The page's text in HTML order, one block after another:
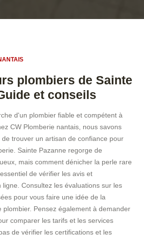
plombiers de Sainte
et conseils
d'un plombier fiable et compétent à
CW Plomberie nantais, nous savons
trouver un artisan de confiance pour
Sainte Pazanne regorge de
mais comment dénicher la perle rare
de vérifier les avis et
ligne. Consultez les évaluations sur les
pour vous faire une idée de la
plombier. Pensez également à demander
comparer les tarifs et les services
de vérifier les certifications et les